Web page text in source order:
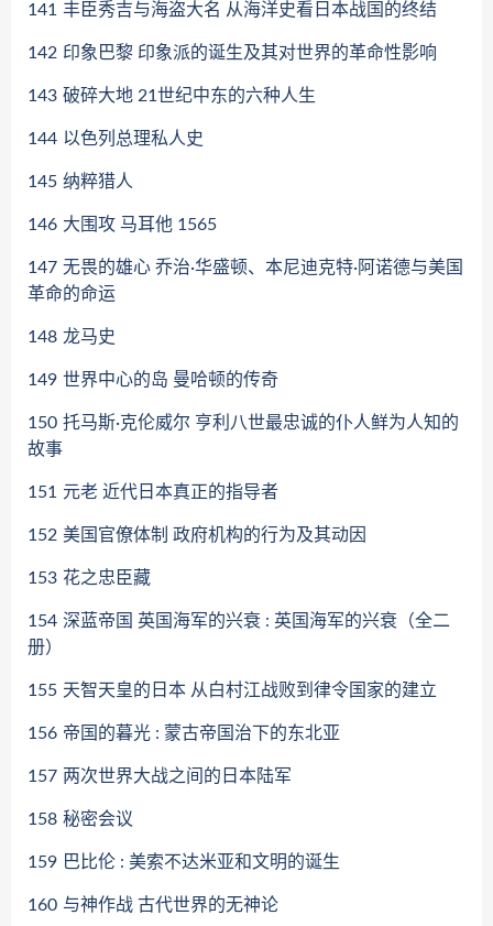
141 丰臣秀吉与海盗大名 从海洋史看日本战国的终结
142 印象巴黎 印象派的诞生及其对世界的革命性影响
143 破碎大地 21世纪中东的六种人生
144 以色列总理私人史
145 纳粹猎人
146 大围攻 马耳他 1565
147 无畏的雄心 乔治·华盛顿、本尼迪克特·阿诺德与美国
革命的命运
148 龙马史
149 世界中心的岛 曼哈顿的传奇
150 托马斯·克伦威尔 亨利八世最忠诚的仆人鲜为人知的
故事
151 元老 近代日本真正的指导者
152 美国官僚体制 政府机构的行为及其动因
153 花之忠臣藏
154 深蓝帝国 英国海军的兴衰 : 英国海军的兴衰（全二
册）
155 天智天皇的日本 从白村江战败到律令国家的建立
156 帝国的暮光 : 蒙古帝国治下的东北亚
157 两次世界大战之间的日本陆军
158 秘密会议
159 巴比伦 : 美索不达米亚和文明的诞生
160 与神作战 古代世界的无神论